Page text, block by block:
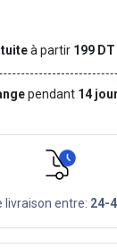
à partir 199
pendant 14
livraison entre: 24-